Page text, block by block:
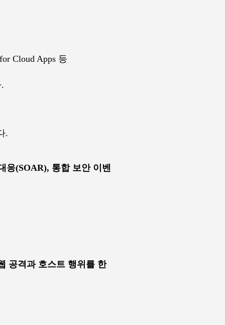
Cloud Apps 등
.
응(SOAR), 통합 보안 이벤
공격과 호스트 행위를 한